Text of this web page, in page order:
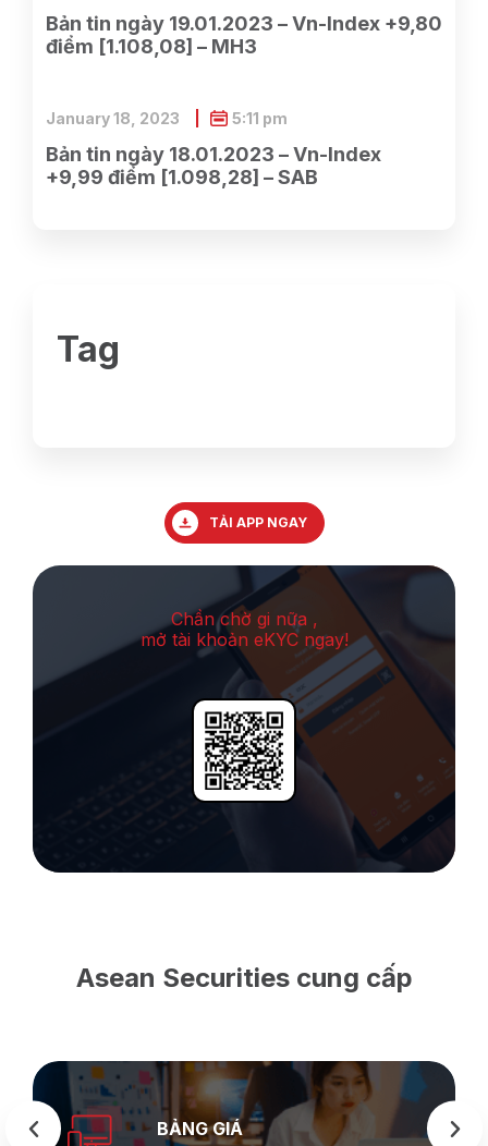
Bản tin ngày 19.01.2023 – Vn-Index +9,80
điểm [1.108,08] – MH3
Bản tin ngày 18.01.2023 – Vn-Index
+9,99 điểm [1.098,28] – SAB
January 18, 2023 5:11 pm
Tag
TẢI APP NGAY
Chần chờ gi nữa ,
mở tài khoản eKYC ngay!
Asean Securities cung cấp
BẢNG GIÁ